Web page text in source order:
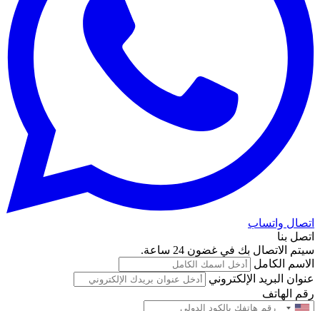
اتصال واتساب
اتصل بنا
سيتم الاتصال بك في غضون 24 ساعة.
الاسم الكامل
عنوان البريد الإلكتروني
رقم الهاتف